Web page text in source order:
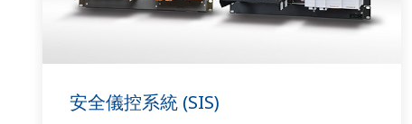
安全儀控系統 (SIS)